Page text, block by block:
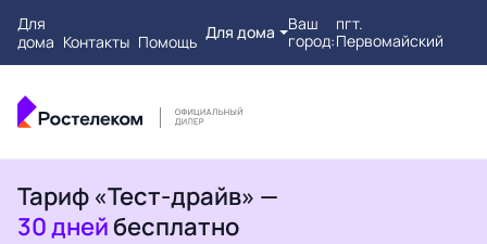
Для
дома Контакты Помощь Для дома
Ваш
город:
пгт.
Первомайский
Тариф «Тест-драйв» —
30 дней бесплатно